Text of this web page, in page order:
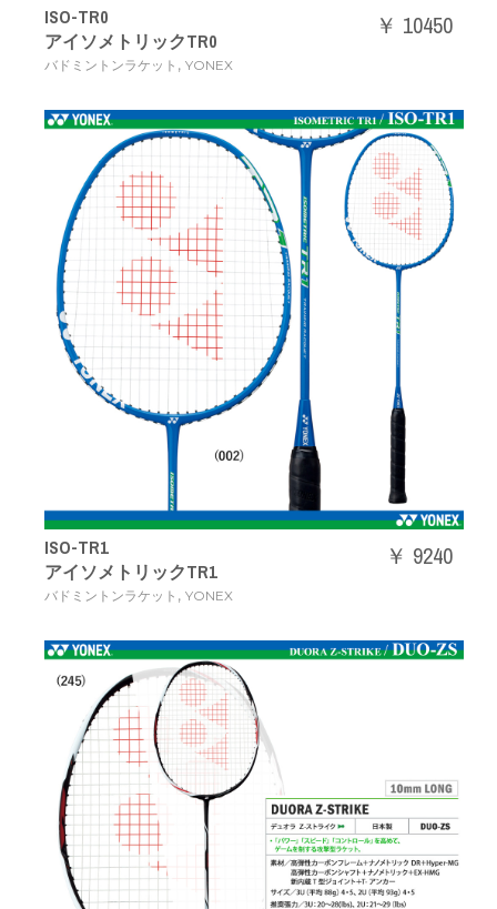
ISO-TR0
アイソメトリックTR0
バドミントンラケット , YONEX
￥ 10450
ISO-TR1
アイソメトリックTR1
バドミントンラケット , YONEX
￥ 9240